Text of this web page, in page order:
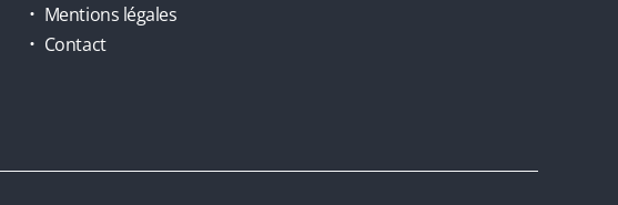
Mentions légales
Contact